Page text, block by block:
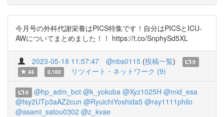
今月号の外科代謝栄養はPICS特集です！自分はPICSとICU-
AWについてまとめました！！ https://t.co/SnphySd5XL
2023-05-18 11:57:47 @nbs0115 (投稿一覧)
9
44
0.160 リツイート・ネットワーク (9)
9 @hp_adm_bot @k_yokoba @Xyz1025H @mid_esa
@fsy2UTp3aAZ2cun @RyuichiYoshida5 @ray1111philo
@asami_satou0302 @z_kvae